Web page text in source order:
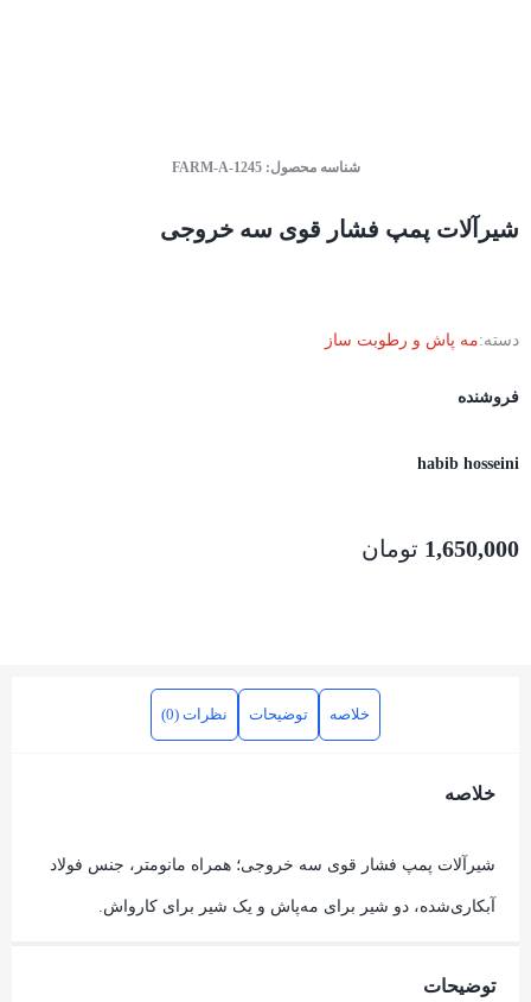
شناسه محصول:FARM-A-1245
شیرآلات پمپ فشار قوی سه خروجی
دسته:مه پاش و رطوبت ساز
فروشنده
habib hosseini
1,650,000 تومان
خلاصه توضیحات نظرات (0)
خلاصه
شیرآلات پمپ فشار قوی سه خروجی؛ همراه مانومتر، جنس فولاد
آبکاری‌شده، دو شیر برای مه‌پاش و یک شیر برای کارواش.
توضیحات